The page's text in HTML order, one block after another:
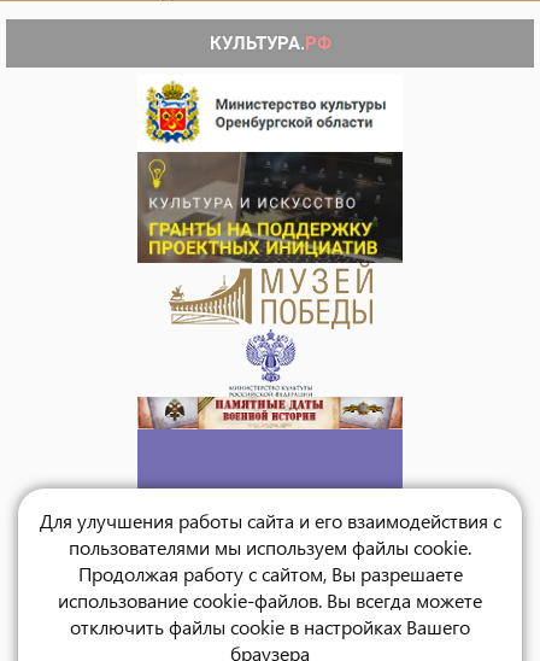
Для улучшения работы сайта и его взаимодействия с
пользователями мы используем файлы cookie.
Продолжая работу с сайтом, Вы разрешаете
использование cookie-файлов. Вы всегда можете
отключить файлы cookie в настройках Вашего
браузера